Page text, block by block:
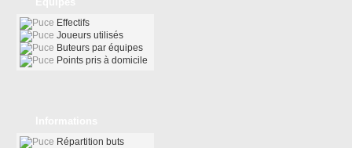
Effectifs
Joueurs utilisés
Buteurs par équipes
Points pris à domicile
Répartition buts